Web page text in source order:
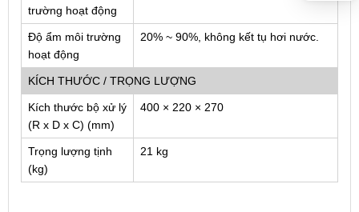
trường hoạt động
Độ ẩm môi trường
hoạt động
20% ~ 90%, không kết tụ hơi nước.
KÍCH THƯỚC / TRỌNG LƯỢNG
Kích thước bộ xử lý
(R x D x C) (mm)
400 × 220 × 270
Trọng lượng tịnh
(kg)
21 kg